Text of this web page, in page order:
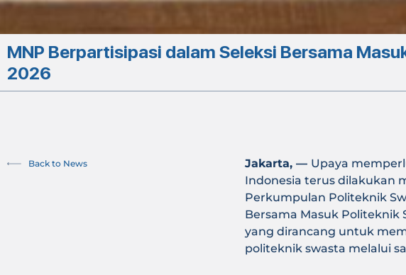
MNP Berpartisipasi dalam Seleksi Bersama
2026
Back to News Jakarta, — Upaya
Indonesia terus dilakukan
Perkumpulan Politeknik
Bersama Masuk Politeknik
yang dirancang untuk
politeknik swasta melalui